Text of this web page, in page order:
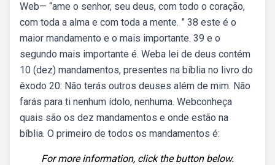
Web— “ame o senhor, seu deus, com todo o coração,
com toda a alma e com toda a mente. ” 38 este é o
maior mandamento e o mais importante. 39 e o
segundo mais importante é. Weba lei de deus contém
10 (dez) mandamentos, presentes na bíblia no livro do
êxodo 20: Não terás outros deuses além de mim. Não
farás para ti nenhum ídolo, nenhuma. Webconheça
quais são os dez mandamentos e onde estão na
bíblia. O primeiro de todos os mandamentos é:
For more information, click the button below.